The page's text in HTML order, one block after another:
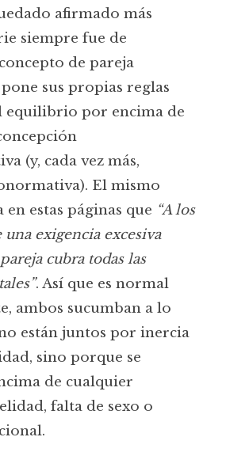
afirmado más
siempre fue de
de pareja
sus propias reglas
por encima de
(y, cada vez más,
El mismo
estas páginas que “A los
una exigencia excesiva
cubra todas las
. Así que es normal
ambos sucumban a lo
están juntos por inercia
sino porque se
de cualquier
falta de sexo o